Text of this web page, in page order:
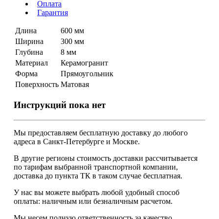
Оплата
Гарантия
Длина
600 мм
Ширина
300 мм
Глубина
8 мм
Материал
Керамогранит
Форма
Прямоугольник
Поверхность Матовая
Инструкций пока нет
Мы предоставляем бесплатную доставку до любого
адреса в Санкт-Петербурге и Москве.
В другие регионы стоимость доставки рассчитывается
по тарифам выбранной транспортной компании,
доставка до пункта ТК в таком случае бесплатная.
У нас вы можете выбрать любой удобный способ
оплаты: наличным или безналичным расчетом.